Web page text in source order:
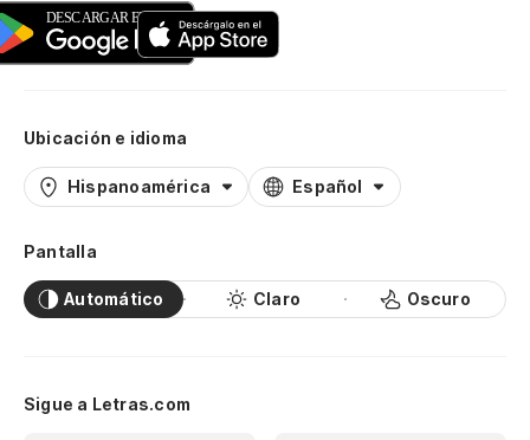
Ubicación e idioma
Hispanoamérica Español
Pantalla
Automático Claro Oscuro
Sigue a Letras.com